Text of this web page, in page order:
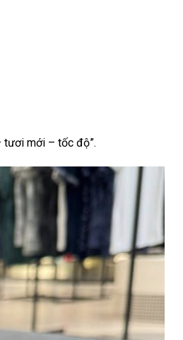
tươi mới – tốc độ”.